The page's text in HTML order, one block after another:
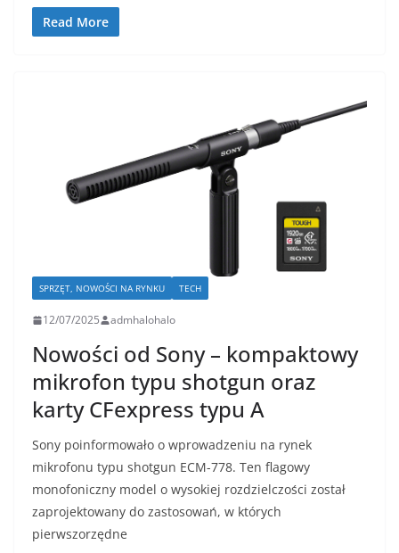
Read More
SPRZĘT, NOWOŚCI NA RYNKU TECH
12/07/2025 admhalohalo
Nowości od Sony – kompaktowy
mikrofon typu shotgun oraz
karty CFexpress typu A
Sony poinformowało o wprowadzeniu na rynek
mikrofonu typu shotgun ECM-778. Ten flagowy
monofoniczny model o wysokiej rozdzielczości został
zaprojektowany do zastosowań, w których
pierwszorzędne